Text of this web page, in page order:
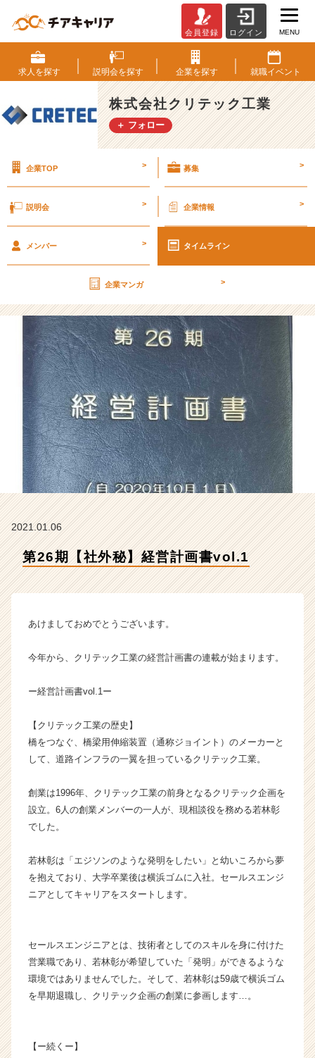
2
6
期
【社
外
秘】
画
o
式
会
社
ク
リ
テ
ッ
ク
工
業
の
タ
イ
ム
ラ
ベ
ン
成
企
ス
カ
ウ
ト
届
く
イ
ト
チ
ャ
リ
ア
（C
h
会員登録 ログイン MENU
求人を探す 説明会を探す 企業を探す 就職イベント
株式会社クリテック工業
＋ フォロー
企業TOP > 募集 >
説明会 > 企業情報 >
メンバー > タイムライン
企業マンガ >
2021.01.06
第26期【社外秘】経営計画書vol.1
あけましておめでとうございます。
今年から、クリテック工業の経営計画書の連載が始まります。
ー経営計画書vol.1ー
【クリテック工業の歴史】
橋をつなぐ、橋梁用伸縮装置（通称ジョイント）のメーカーと
して、道路インフラの一翼を担っているクリテック工業。
創業は1996年、クリテック工業の前身となるクリテック企画を
設立。6人の創業メンバーの一人が、現相談役を務める若林彰
でした。
若林彰は「エジソンのような発明をしたい」と幼いころから夢
を抱えており、大学卒業後は横浜ゴムに入社。セールスエンジ
ニアとしてキャリアをスタートします。
セールスエンジニアとは、技術者としてのスキルを身に付けた
営業職であり、若林彰が希望していた「発明」ができるような
環境ではありませんでした。そして、若林彰は59歳で横浜ゴム
を早期退職し、クリテック企画の創業に参画します…。
【ー続くー】